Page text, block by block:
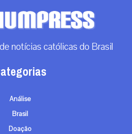
notícias católicas do Brasil
Análise
Brasil
Doação